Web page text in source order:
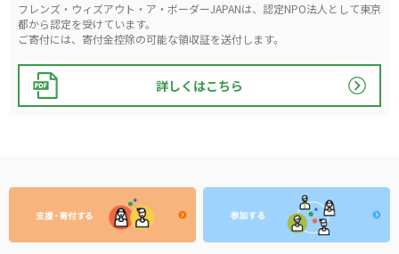
フレンズ・ウィズアウト・ア・ボーダーJAPANは、認定NPO法人として東京
都から認定を受けています。
ご寄付には、寄付金控除の可能な領収証を送付します。
詳しくはこちら